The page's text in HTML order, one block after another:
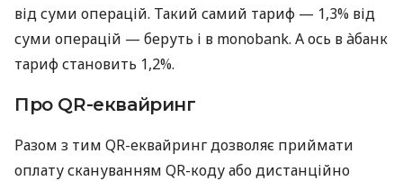
від суми операцій. Такий самий тариф — 1,3% від
суми операцій — беруть і в monobank. А ось в àбанк
тариф становить 1,2%.
Про QR-еквайринг
Разом з тим QR-еквайринг дозволяє приймати
оплату скануванням QR-коду або дистанційно